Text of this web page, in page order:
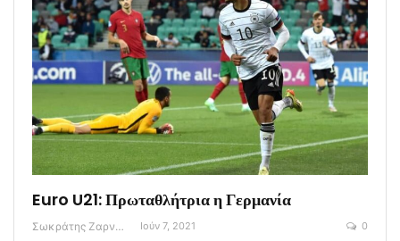
Euro U21: Πρωταθλήτρια η Γερμανία
Σωκράτης Ζαρναβέλης Ιούν 7, 2021 0